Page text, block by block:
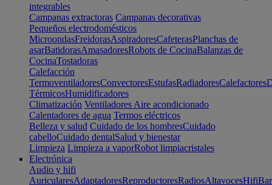
integrables
Campanas extractoras Campanas decorativas
Pequeños electrodomésticos
MicroondasFreidorasAspiradoresCafeterasPlanchas de
asarBatidorasAmasadoresRobots de CocinaBalanzas de
CocinaTostadoras
Calefacción
TermoventiladoresConvectoresEstufasRadiadoresCalefactores
TérmicosHumidificadores
Climatización Ventiladores Aire acondicionado
Calentadores de agua Termos eléctricos
Belleza y salud Cuidado de los hombresCuidado
cabelloCuidado dentalSalud y bienestar
Limpieza Limpieza a vaporRobot limpiacristales
Electrónica
Audio y hifi
AuricularesAdaptadoresReproductoresRadiosAltavocesHifi